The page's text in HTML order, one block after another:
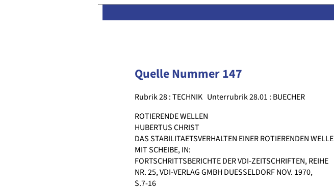
Quelle Nummer 147
Rubrik 28 : TECHNIK Unterrubrik 28.01 : BUECHER
ROTIERENDE WELLEN
HUBERTUS CHRIST
DAS STABILITAETSVERHALTEN EINER ROTIERENDEN WELLE
MIT SCHEIBE, IN:
FORTSCHRITTSBERICHTE DER VDI-ZEITSCHRIFTEN, REIHE
NR. 25, VDI-VERLAG GMBH DUESSELDORF NOV. 1970,
S.7-16